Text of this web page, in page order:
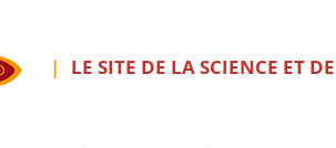
LE SITE DE LA SCIENCE ET